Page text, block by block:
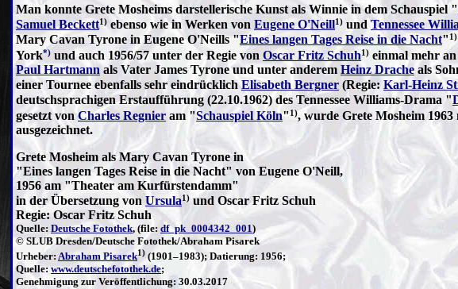
Man konnte Grete Mosheims darstellerische Kunst als Winnie in dem Schauspiel "
Samuel Beckett1) ebenso wie in Werken von Eugene O'Neill1) undTennessee
Mary Cavan Tyrone in Eugene O'Neills "Eines langen Tages Reise in die Nacht" 1)
York*) und auch 1956/57 unter der Regie von Oscar Fritz Schuh1) einmal mehr
Paul Hartmann als Vater James Tyrone und unter anderem Heinz Drache als
einer Tournee ebenfalls sehr eindrücklichElisabeth Bergner (Regie: Karl-Heinz
deutschsprachigen Erstaufführung (22.10.1962) des Tennessee Williams-Drama "
gesetzt vonCharles Regnier am "Schauspiel Köln"1), wurde Grete Mosheim
ausgezeichnet.
Grete Mosheim als Mary Cavan Tyrone in
"Eines langen Tages Reise in die Nacht" von Eugene O'Neill,
1956 am "Theater am Kurfürstendamm"
in der Übersetzung von Ursula1) und Oscar Fritz Schuh
Regie: Oscar Fritz Schuh
Quelle: Deutsche Fotothek, (file: df_pk_0004342_001)
© SLUB Dresden/Deutsche Fotothek/Abraham Pisarek
Urheber: Abraham Pisarek1) (1901–1983); Datierung: 1956;
Quelle:www.deutschefotothek.de;
Genehmigung zur Veröffentlichung: 30.03.2017